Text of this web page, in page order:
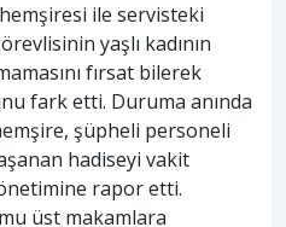
ile servisteki
yaşlı kadının
fırsat bilerek
fark etti. Duruma anında
şüpheli personeli
hadiseyi vakit
rapor etti.
üst makamlara